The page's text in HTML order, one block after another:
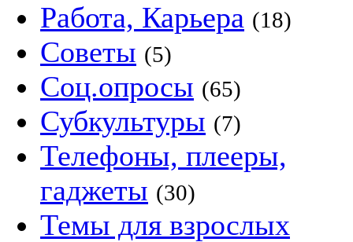
Работа, Карьера (18)
Советы (5)
Соц.опросы (65)
Субкультуры (7)
Телефоны, плееры,
гаджеты (30)
Темы для взрослых